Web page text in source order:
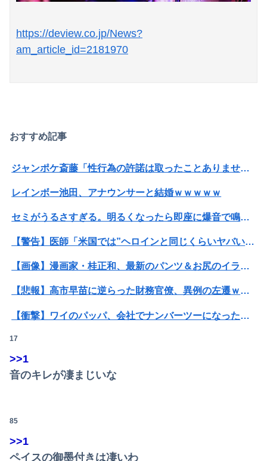
https://deview.co.jp/News?
am_article_id=2181970
おすすめ記事
ジャンポケ斎藤「性行為の許諾は取ったことありません」
レインボー池田、アナウンサーと結婚ｗｗｗｗｗ
セミがうるさすぎる。明るくなったら即座に爆音で鳴き出して毎日朝4時に叩き起こしにくるせいで寝不足だよ
【警告】医師「米国では”ヘロインと同じくらいヤバい薬”が日本では平気で処方されてる」
【画像】漫画家・桂正和、最新のパンツ＆お尻のイラスト投稿にネット衝撃「この質感の出し方」「実写かと思いました」
【悲報】高市早苗に逆らった財務官僚、異例の左遷ｗｗｗｗｗｗｗｗ
【衝撃】ワイのパッパ、会社でナンバーツーになった結果ｗｗｗｗｗｗｗｗｗｗ
みいちゃん、セコカンになる
みいちゃん、セコカンになる
17
>>1
音のキレが凄まじいな
85
>>1
ペイスの御墨付きは凄いわ